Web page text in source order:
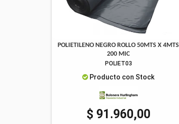
POLIETILENO NEGRO ROLLO 50MTS X 4MTS
200 MIC
POLIET03
Producto con Stock
$ 91.960,00